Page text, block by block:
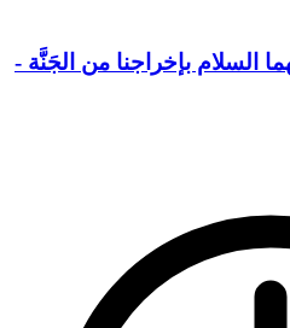
السلام بإخراجنا من الجَنَّة -